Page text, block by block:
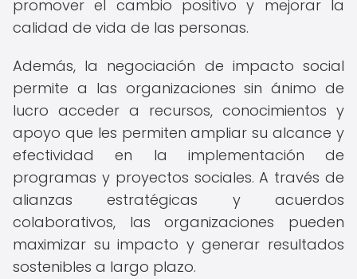
promover el cambio positivo y mejorar la
calidad de vida de las personas.
Además, la negociación de impacto social
permite a las organizaciones sin ánimo de
lucro acceder a recursos, conocimientos y
apoyo que les permiten ampliar su alcance y
efectividad en la implementación de
programas y proyectos sociales. A través de
alianzas estratégicas y acuerdos
colaborativos, las organizaciones pueden
maximizar su impacto y generar resultados
sostenibles a largo plazo.